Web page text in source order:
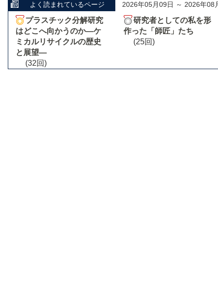
よく読まれているページ 2026年05月09日 ～ 2026年08
プラスチック分解研究
はどこへ向かうのか―ケ
ミカルリサイクルの歴史
と展望―
(32回)
研究者としての私を形
作った「師匠」たち
(25回)